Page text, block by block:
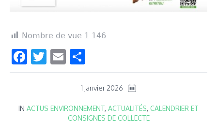
Nombre de vue 1 146
Facebook
Twitter
Email
1 janvier 2026
IN ACTUS ENVIRONNEMENT, ACTUALITÉS, CALENDRIER ET
CONSIGNES DE COLLECTE